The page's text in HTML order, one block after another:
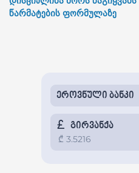
წარმატების ფორმულაზე